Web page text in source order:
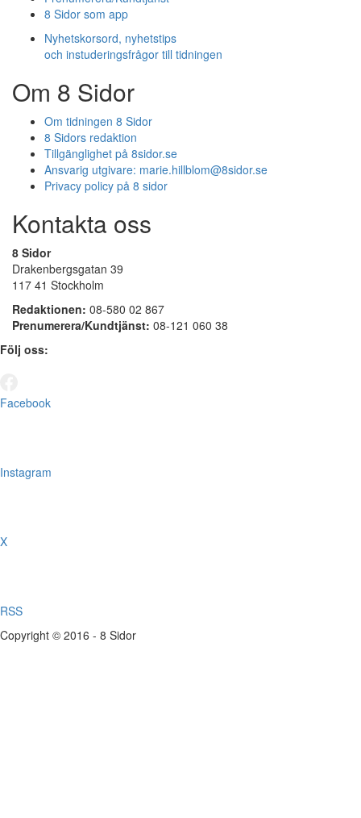
8 Sidor som app
Nyhetskorsord, nyhetstips
och instuderingsfrågor till tidningen
Om 8 Sidor
Om tidningen 8 Sidor
8 Sidors redaktion
Tillgänglighet på 8sidor.se
Ansvarig utgivare: marie.hillblom@8sidor.se
Privacy policy på 8 sidor
Kontakta oss
8 Sidor
Drakenbergsgatan 39
117 41 Stockholm
Redaktionen: 08-580 02 867
Prenumerera/Kundtjänst: 08-121 060 38
Följ oss:
Facebook
Instagram
X
RSS
Copyright © 2016 - 8 Sidor